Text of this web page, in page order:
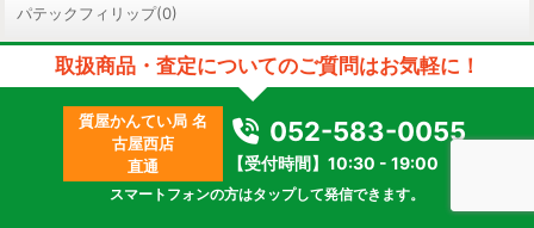
パテックフィリップ(0)
タグホイヤー(13)
ブライトリング(7)
取扱商品・査定についてのご質問はお気軽に！
質屋かんてい局 名
古屋西店
直通
052-583-0055
【受付時間】10:30 - 19:00
スマートフォンの方はタップして発信できます。